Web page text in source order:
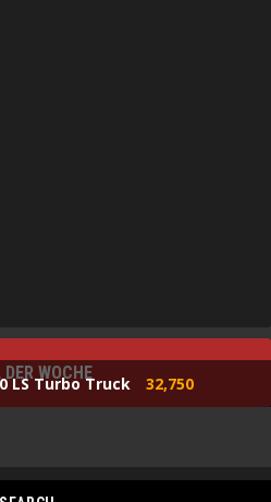
DER WOCHE
LS Turbo Truck 32,750